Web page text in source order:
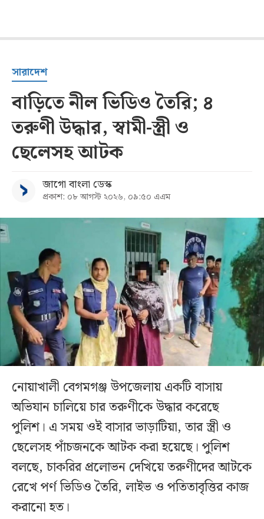
সারাদেশ
বাড়িতে নীল ভিডিও তৈরি; ৪
তরুণী উদ্ধার, স্বামী-স্ত্রী ও
ছেলেসহ আটক
জাগো বাংলা ডেস্ক
প্রকাশ: ০৮ আগস্ট ২০২৬, ০৯:৫০ এএম
নোয়াখালী বেগমগঞ্জ উপজেলায় একটি বাসায়
অভিযান চালিয়ে চার তরুণীকে উদ্ধার করেছে
পুলিশ। এ সময় ওই বাসার ভাড়াটিয়া, তার স্ত্রী ও
ছেলেসহ পাঁচজনকে আটক করা হয়েছে। পুলিশ
বলছে, চাকরির প্রলোভন দেখিয়ে তরুণীদের আটকে
রেখে পর্ণ ভিডিও তৈরি, লাইভ ও পতিতাবৃত্তির কাজ
করানো হত।